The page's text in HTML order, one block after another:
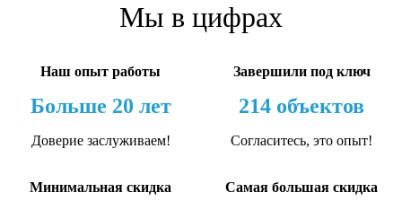
Мы в цифрах
Наш опыт работы
Больше 20 лет
Доверие заслуживаем!
Завершили под ключ
214 объектов
Согласитесь, это опыт!
Минимальная скидка Самая большая скидка